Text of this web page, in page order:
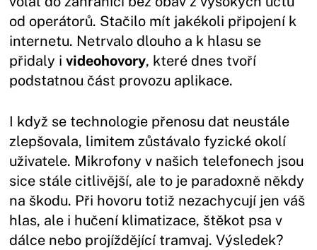
od operátorů. Stačilo mít jakékoli připojení k
internetu. Netrvalo dlouho a k hlasu se
přidaly ivideohovory, které dnes tvoří
podstatnou část provozu aplikace.
I když se technologie přenosu dat neustále
zlepšovala, limitem zůstávalo fyzické okolí
uživatele. Mikrofony v našich telefonech jsou
sice stále citlivější, ale to je paradoxně někdy
na škodu. Při hovoru totiž nezachycují jen váš
hlas, ale i hučení klimatizace, štěkot psa v
dálce nebo projíždějící tramvaj. Výsledek?